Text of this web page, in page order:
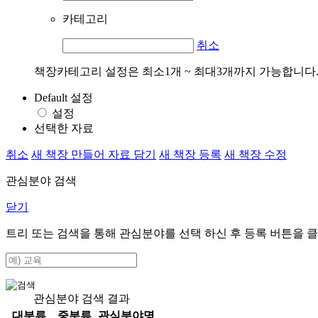
카테고리
취소
책장카테고리 설정은 최소1개 ~ 최대3개까지 가능합니다.
Default 설정
설정
선택한 자료
취소 새 책장 만들어 자료 담기 새 책장 등록 새 책장 수정
관심분야 검색
닫기
트리 또는 검색을 통해 관심분야를 선택 하신 후 등록 버튼을
관심분야 검색 결과